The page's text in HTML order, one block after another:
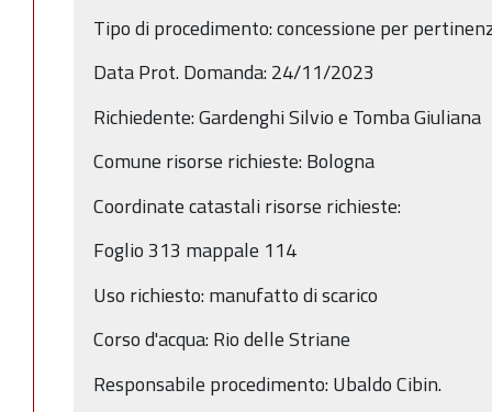
Tipo di procedimento: concessione per
Data Prot. Domanda: 24/11/2023
Richiedente: Gardenghi Silvio e Tomba Giuliana
Comune risorse richieste: Bologna
Coordinate catastali risorse richieste:
Foglio 313 mappale 114
Uso richiesto: manufatto di scarico
Corso d'acqua: Rio delle Striane
Responsabile procedimento: Ubaldo Cibin.